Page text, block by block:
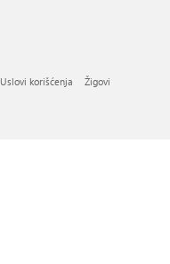
Uslovi korišćenja Žigovi